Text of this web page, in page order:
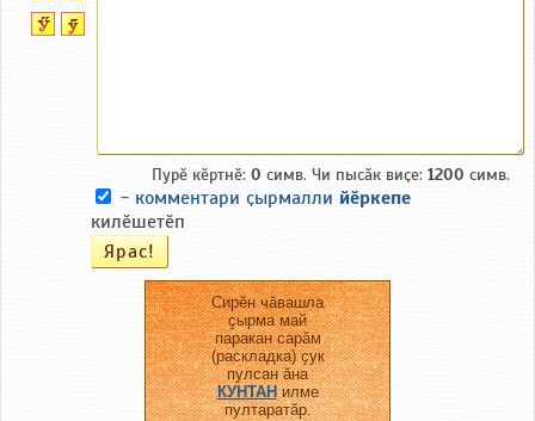
Пурӗ кӗртнӗ: 0 симв. Чи пысӑк виҫе: 1200 симв.
- комментари ҫырмалли йӗркепе
килӗшетӗп
Сирӗн чӑвашла
ҫырма май
паракан сарӑм
(раскладка) ҫук
пулсан ӑна
КУНТАНилме
пултаратӑр.